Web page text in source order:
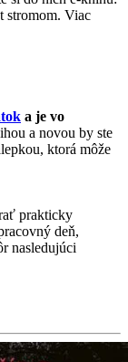
stromom. Viac
a je vo
a novou by ste
ktorá môže
prakticky
deň,
nasledujúci